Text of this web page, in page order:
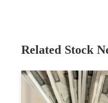
Related Stock